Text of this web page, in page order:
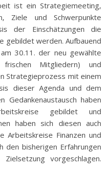
ist ein Strategiemeeting,
Ziele und Schwerpunkte
der Einschätzungen die
gebildet werden. Aufbauend
30.11. der neu gewählte
Mitgliedern) und
Strategieprozess mit einem
dieser Agenda und dem
Gedankenaustausch haben
gebildet und
haben sich diesen auch
Arbeitskreise Finanzen und
den bisherigen Erfahrungen
vorgeschlagen.